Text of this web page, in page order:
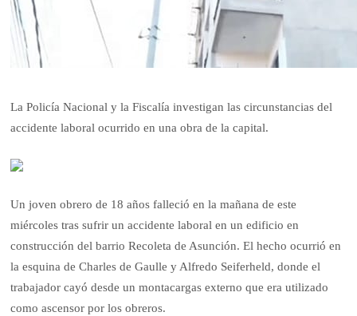
La Policía Nacional y la Fiscalía investigan las circunstancias del
accidente laboral ocurrido en una obra de la capital.
Un joven obrero de 18 años falleció en la mañana de este
miércoles tras sufrir un accidente laboral en un edificio en
construcción del barrio Recoleta de Asunción. El hecho ocurrió en
la esquina de Charles de Gaulle y Alfredo Seiferheld, donde el
trabajador cayó desde un montacargas externo que era utilizado
como ascensor por los obreros.